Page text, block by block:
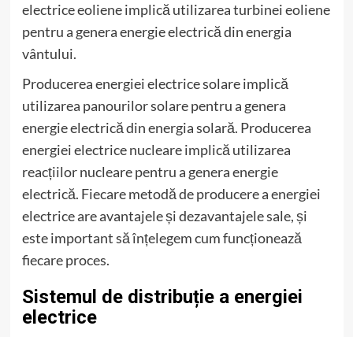
electrice eoliene implică utilizarea turbinei eoliene
pentru a genera energie electrică din energia
vântului.
Producerea energiei electrice solare implică
utilizarea panourilor solare pentru a genera
energie electrică din energia solară. Producerea
energiei electrice nucleare implică utilizarea
reacțiilor nucleare pentru a genera energie
electrică. Fiecare metodă de producere a energiei
electrice are avantajele și dezavantajele sale, și
este important să înțelegem cum funcționează
fiecare proces.
Sistemul de distribuție a energiei
electrice